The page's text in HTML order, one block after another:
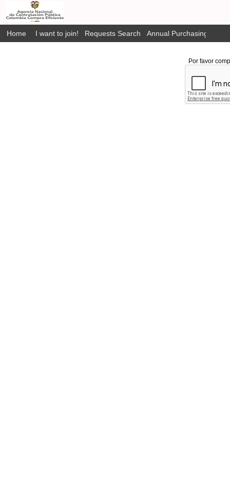
Home I want to join! Requests Search Annual Purchasing Plan
Por favor